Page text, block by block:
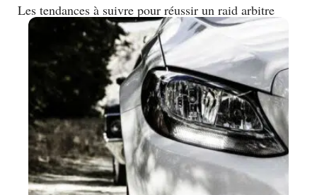
Les tendances à suivre pour réussir un raid arbitre